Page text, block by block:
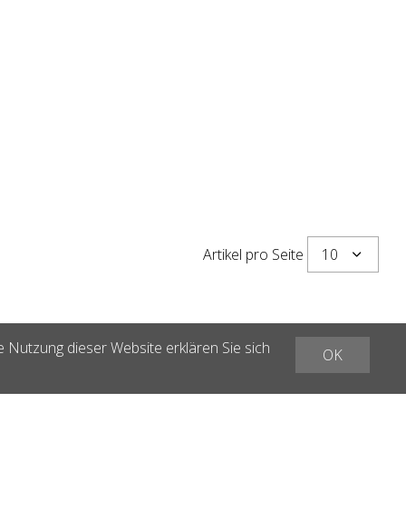
Artikel pro Seite 10
OK
dieser Website erklären Sie sich